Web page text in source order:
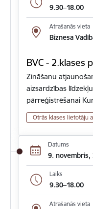
9.30–18.00
Atrašanās vieta
Biznesa
BVC - 2.klases
Zināšanu
aizsardzības
pārreģistrēšanai
Otrās klases lietotāju
Datums
9. novembris,
Laiks
9.30–18.00
Atrašanās vieta